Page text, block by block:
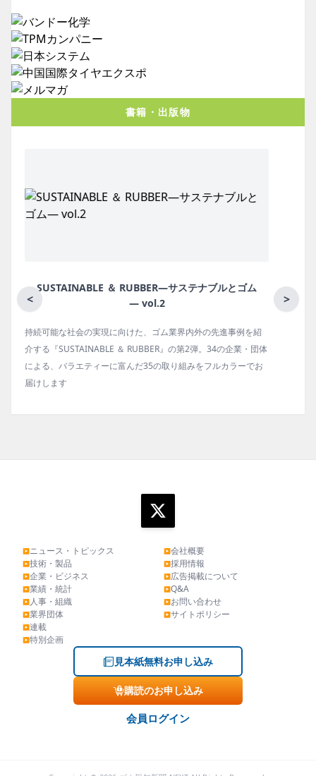
書籍・出版物
< >
月刊ラバーインダストリー／単品
ゴム報知新聞の姉妹誌。ゴム・エラストマー製品・市場分野別
の動向、新製品・技術、原材料動向、設備・機械の紹介、イン
タビュー、海外企業情報、統計などをコンパクトに掲載してい
ます。エッセイ（寄稿）も充実。
▶ニュース・トピックス
▶技術・製品
▶企業・ビジネス
▶業績・統計
▶人事・組織
▶業界団体
▶連載
▶特別企画
▶会社概要
▶採用情報
▶広告掲載について
▶Q&A
▶お問い合わせ
▶サイトポリシー
見本紙無料お申し込み
購読のお申し込み
会員ログイン